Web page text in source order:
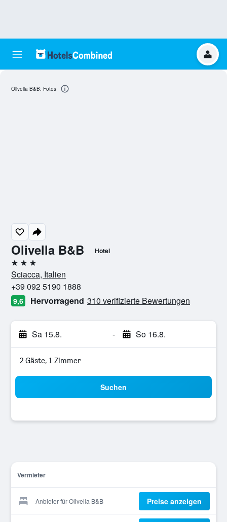
Olivella B&B Hotel
3 Sterne
Sciacca, Italien
+39 092 5190 1888
9,6 Hervorragend 310 verifizierte Bewertungen
Sa 15.8. - So 16.8.
2 Gäste, 1 Zimmer
Suchen
Vermieter
Anbieter für Olivella B&B Preise anzeigen
Olivella B&B: Fotos